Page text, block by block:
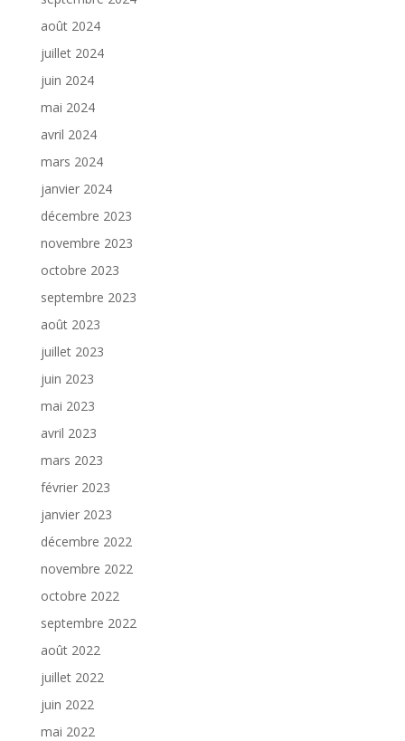
août 2024
juillet 2024
juin 2024
mai 2024
avril 2024
mars 2024
janvier 2024
décembre 2023
novembre 2023
octobre 2023
septembre 2023
août 2023
juillet 2023
juin 2023
mai 2023
avril 2023
mars 2023
février 2023
janvier 2023
décembre 2022
novembre 2022
octobre 2022
septembre 2022
août 2022
juillet 2022
juin 2022
mai 2022